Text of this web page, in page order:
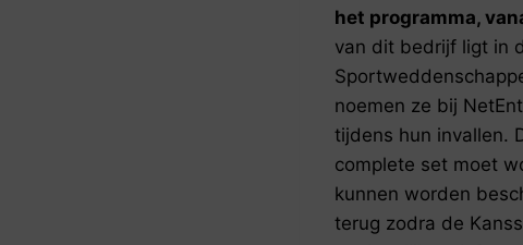
het programma,
van dit bedrijf ligt in
noemen ze bij
tijdens hun invallen.
complete set moet
kunnen worden
terug zodra de